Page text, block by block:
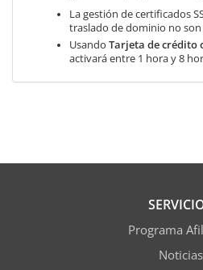
La gestión de certificados
traslado de dominio no
Usando Tarjeta de crédito
activará entre 1 hora y 8
Programa
Noticias